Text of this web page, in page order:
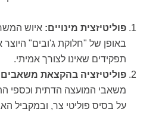
פוליטיזצית מינויים: איוש
באופן של "חלוקת ג'ובים" היוצר
תפקידים שאינו לצורך אמיתי.
פוליטיזציה בהקצאת
משאבי המועצה הדתית וכספי
על בסיס פוליטי צר, ובמקביל